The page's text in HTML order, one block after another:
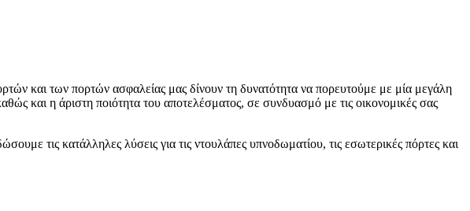
και των πορτών ασφαλείας μας δίνουν τη δυνατότητα να πορευτούμε με μία μεγάλη
και η άριστη ποιότητα του αποτελέσματος, σε συνδυασμό με τις οικονομικές σας
τις κατάλληλες λύσεις για τις ντουλάπες υπνοδωματίου, τις εσωτερικές πόρτες και